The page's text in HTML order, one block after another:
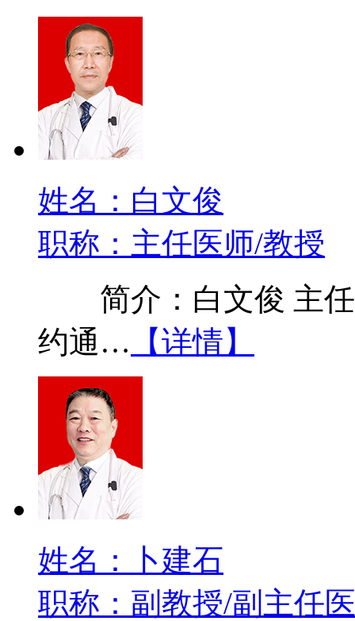
姓名：白文俊
职称：主任医师/教授
简介：白文俊 主任
约通… 【详情】
姓名：卜建石
职称：副教授/副主任